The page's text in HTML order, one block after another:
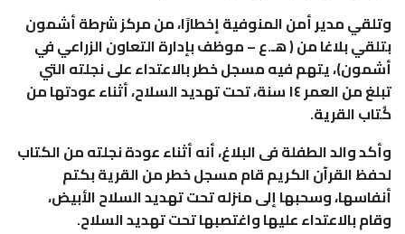
وتلقي مدير أمن المنوفية إخطارًا، من مركز شرطة أشمون
بتلقي بلاغا من ( هـ.ع – موظف بإدارة التعاون الزراعي في
أشمون)، يتهم فيه مسجل خطر بالاعتداء على نجلته التي
تبلغ من العمر ١٤ سنة، تحت تهديد السلاح، أثناء عودتها من
كُتاب القرية.
وأكد والد الطفلة فى البلاغ، أنه أثناء عودة نجلته من الكتاب
لحفظ القرآن الكريم قام مسجل خطر من القرية بكتم
أنفاسها، وسحبها إلى منزله تحت تهديد السلاح الأبيض،
وقام بالاعتداء عليها واغتصبها تحت تهديد السلاح.